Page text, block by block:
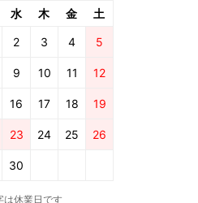
水 木 金 土
2 3 4 5
9 10 11 12
16 17 18 19
23 24 25 26
30
は休業日です